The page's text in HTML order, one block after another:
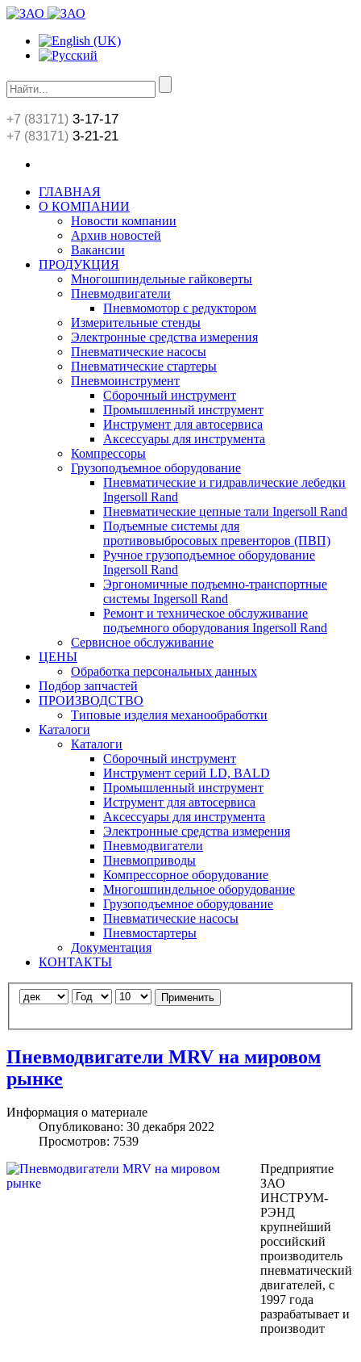
+7 (83171) 3-17-17
+7 (83171) 3-21-21
ГЛАВНАЯ
О КОМПАНИИ
Новости компании
Архив новостей
Вакансии
ПРОДУКЦИЯ
Многошпиндельные гайковерты
Пневмодвигатели
Пневмомотор с редуктором
Измерительные стенды
Электронные средства измерения
Пневматические насосы
Пневматические стартеры
Пневмоинструмент
Сборочный инструмент
Промышленный инструмент
Инструмент для автосервиса
Аксессуары для инструмента
Компрессоры
Грузоподъемное оборудование
Пневматические и гидравлические лебедки
Ingersoll Rand
Пневматические цепные тали Ingersoll Rand
Подъемные системы для
противовыбросовых превенторов (ПВП)
Ручное грузоподъемное оборудование
Ingersoll Rand
Эргономичные подъемно-транспортные
системы Ingersoll Rand
Ремонт и техническое обслуживание
подъемного оборудования Ingersoll Rand
Сервисное обслуживание
ЦЕНЫ
Обработка персональных данных
Подбор запчастей
ПРОИЗВОДСТВО
Типовые изделия механообработки
Каталоги
Каталоги
Сборочный инструмент
Инструмент серий LD, BALD
Промышленный инструмент
Иструмент для автосервиса
Аксессуары для инструмента
Электронные средства измерения
Пневмодвигатели
Пневмоприводы
Компрессорное оборудование
Многошпиндельное оборудование
Грузоподъемное оборудование
Пневматические насосы
Пневмостартеры
Документация
КОНТАКТЫ
Применить
Пневмодвигатели MRV на мировом
рынке
Информация о материале
Опубликовано: 30 декабря 2022
Просмотров: 7539
Предприятие
ЗАО
ИНСТРУМ-
РЭНД
крупнейший
российский
производитель
пневматический
двигателей, с
1997 года
разрабатывает и
производит